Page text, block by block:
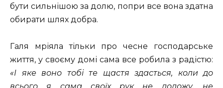
бути сильнішою за долю, попри все вона здатна
обирати шлях добра.
Галя мріяла тільки про чесне господарське
життя, у своєму домі сама все робила з радістю:
«І яке воно тобі те щастя здасться, коли до